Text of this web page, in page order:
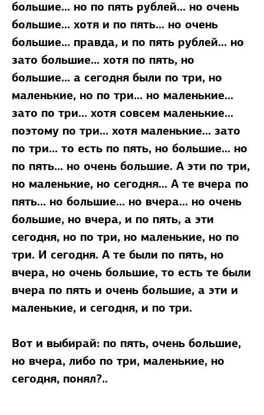
большие... но по пять рублей... но очень
большие... хотя и по пять... но очень
большие... правда, и по пять рублей... но
зато большие... хотя по пять, но
большие... а сегодня были по три, но
маленькие, но по три... но маленькие...
зато по три... хотя совсем маленькие...
поэтому по три... хотя маленькие... зато
по три... то есть по пять, но большие... но
по пять... но очень большие. А эти по три,
но маленькие, но сегодня... А те вчера по
пять... но большие... но вчера... но очень
большие, но вчера, и по пять, а эти
сегодня, но по три, но маленькие, но по
три. И сегодня. А те были по пять, но
вчера, но очень большие, то есть те были
вчера по пять и очень большие, а эти и
маленькие, и сегодня, и по три.
Вот и выбирай: по пять, очень большие,
но вчера, либо по три, маленькие, но
сегодня, понял?..